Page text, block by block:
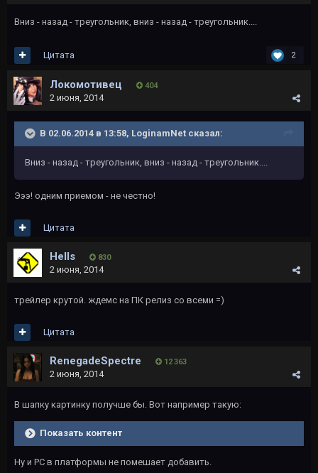
Вниз - назад - треугольник, вниз - назад - треугольник....
2
Цитата
Локомотивец 404
2 июня, 2014
В 02.06.2014 в 13:58, LoginamNet сказал:
Вниз - назад - треугольник, вниз - назад - треугольник....
Эээ! одним приемом - не честно!
Цитата
Hells 830
2 июня, 2014
трейлер крутой. ждемс на ПК релиз со всеми =)
Цитата
RenegadeSpectre 12 363
2 июня, 2014
В шапку картинку получше бы. Вот например такую:
Показать контент
Ну и РС в платформы не помешает добавить.